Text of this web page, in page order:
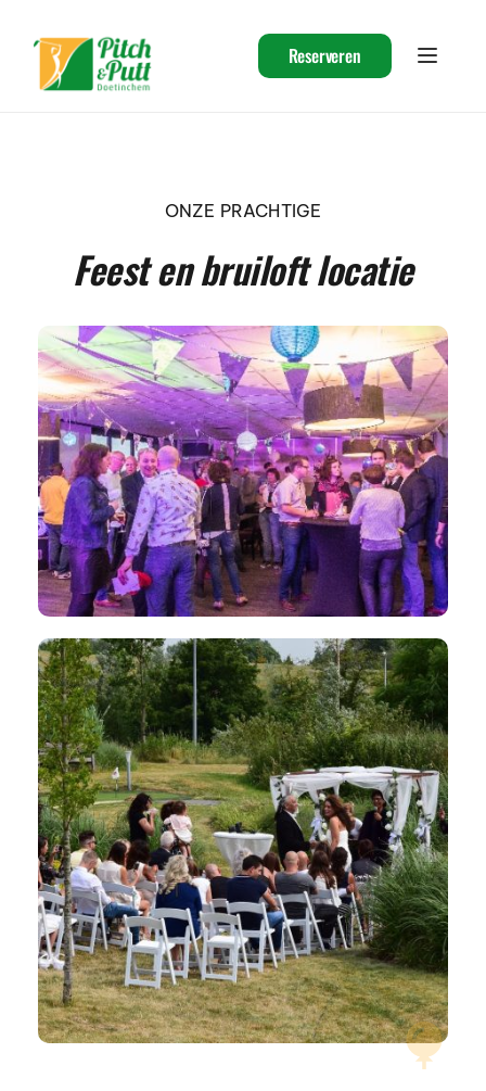
Reserveren
ONZE PRACHTIGE
Feest en bruiloft locatie